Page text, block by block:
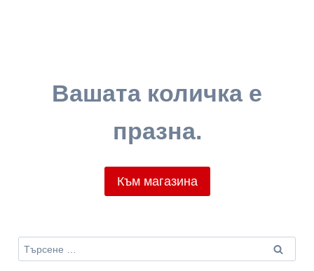
Вашата количка е
празна.
Към магазина
Търсене
за: